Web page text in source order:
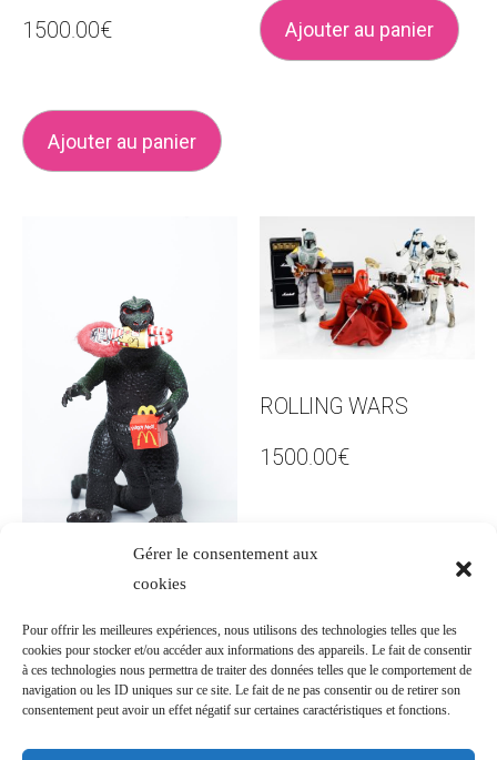
Gérer le consentement aux
cookies
Pour offrir les meilleures expériences, nous utilisons des technologies telles que les
cookies pour stocker et/ou accéder aux informations des appareils. Le fait de consentir
à ces technologies nous permettra de traiter des données telles que le comportement de
navigation ou les ID uniques sur ce site. Le fait de ne pas consentir ou de retirer son
consentement peut avoir un effet négatif sur certaines caractéristiques et fonctions.
1500.00€
Ajouter au panier
Ajouter au panier
GIVE ME A HAPPY
1500.00€
ROLLING WARS
1500.00€